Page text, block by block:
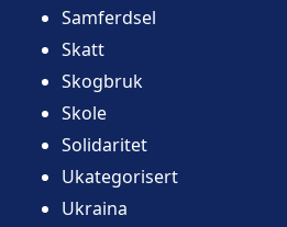
Samferdsel
Skatt
Skogbruk
Skole
Solidaritet
Ukategorisert
Ukraina